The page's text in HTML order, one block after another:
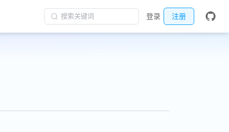
搜索关键词 登录 注册